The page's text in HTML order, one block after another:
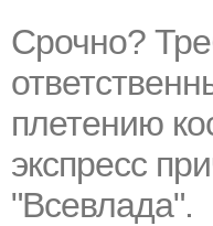
Срочно?
плетению
экспресс
"Всевлада".